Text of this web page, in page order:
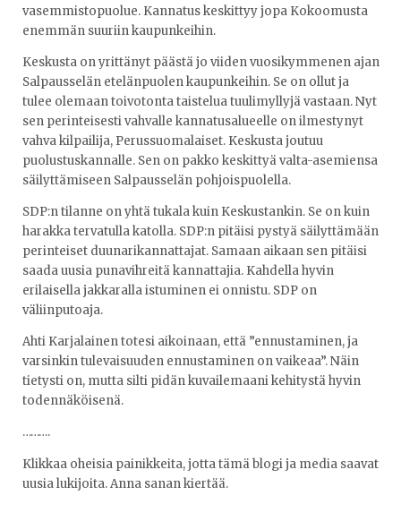
vasemmistopuolue. Kannatus keskittyy jopa Kokoomusta
enemmän suuriin kaupunkeihin.
Keskusta on yrittänyt päästä jo viiden vuosikymmenen ajan
Salpausselän etelänpuolen kaupunkeihin. Se on ollut ja
tulee olemaan toivotonta taistelua tuulimyllyjä vastaan. Nyt
sen perinteisesti vahvalle kannatusalueelle on ilmestynyt
vahva kilpailija, Perussuomalaiset. Keskusta joutuu
puolustuskannalle. Sen on pakko keskittyä valta-asemiensa
säilyttämiseen Salpausselän pohjoispuolella.
SDP:n tilanne on yhtä tukala kuin Keskustankin. Se on kuin
harakka tervatulla katolla. SDP:n pitäisi pystyä säilyttämään
perinteiset duunarikannattajat. Samaan aikaan sen pitäisi
saada uusia punavihreitä kannattajia. Kahdella hyvin
erilaisella jakkaralla istuminen ei onnistu. SDP on
väliinputoaja.
Ahti Karjalainen totesi aikoinaan, että ”ennustaminen, ja
varsinkin tulevaisuuden ennustaminen on vaikeaa”. Näin
tietysti on, mutta silti pidän kuvailemaani kehitystä hyvin
todennäköisenä.
……….
Klikkaa oheisia painikkeita, jotta tämä blogi ja media saavat
uusia lukijoita. Anna sanan kiertää.